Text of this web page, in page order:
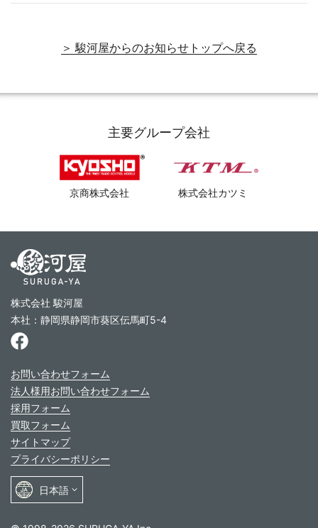
＞ 駿河屋からのお知らせトップへ戻る
主要グループ会社
京商株式会社 株式会社カツミ
株式会社 駿河屋
本社：静岡県静岡市葵区伝馬町5-4
お問い合わせフォーム
法人様用お問い合わせフォーム
採用フォーム
買取フォーム
サイトマップ
プライバシーポリシー